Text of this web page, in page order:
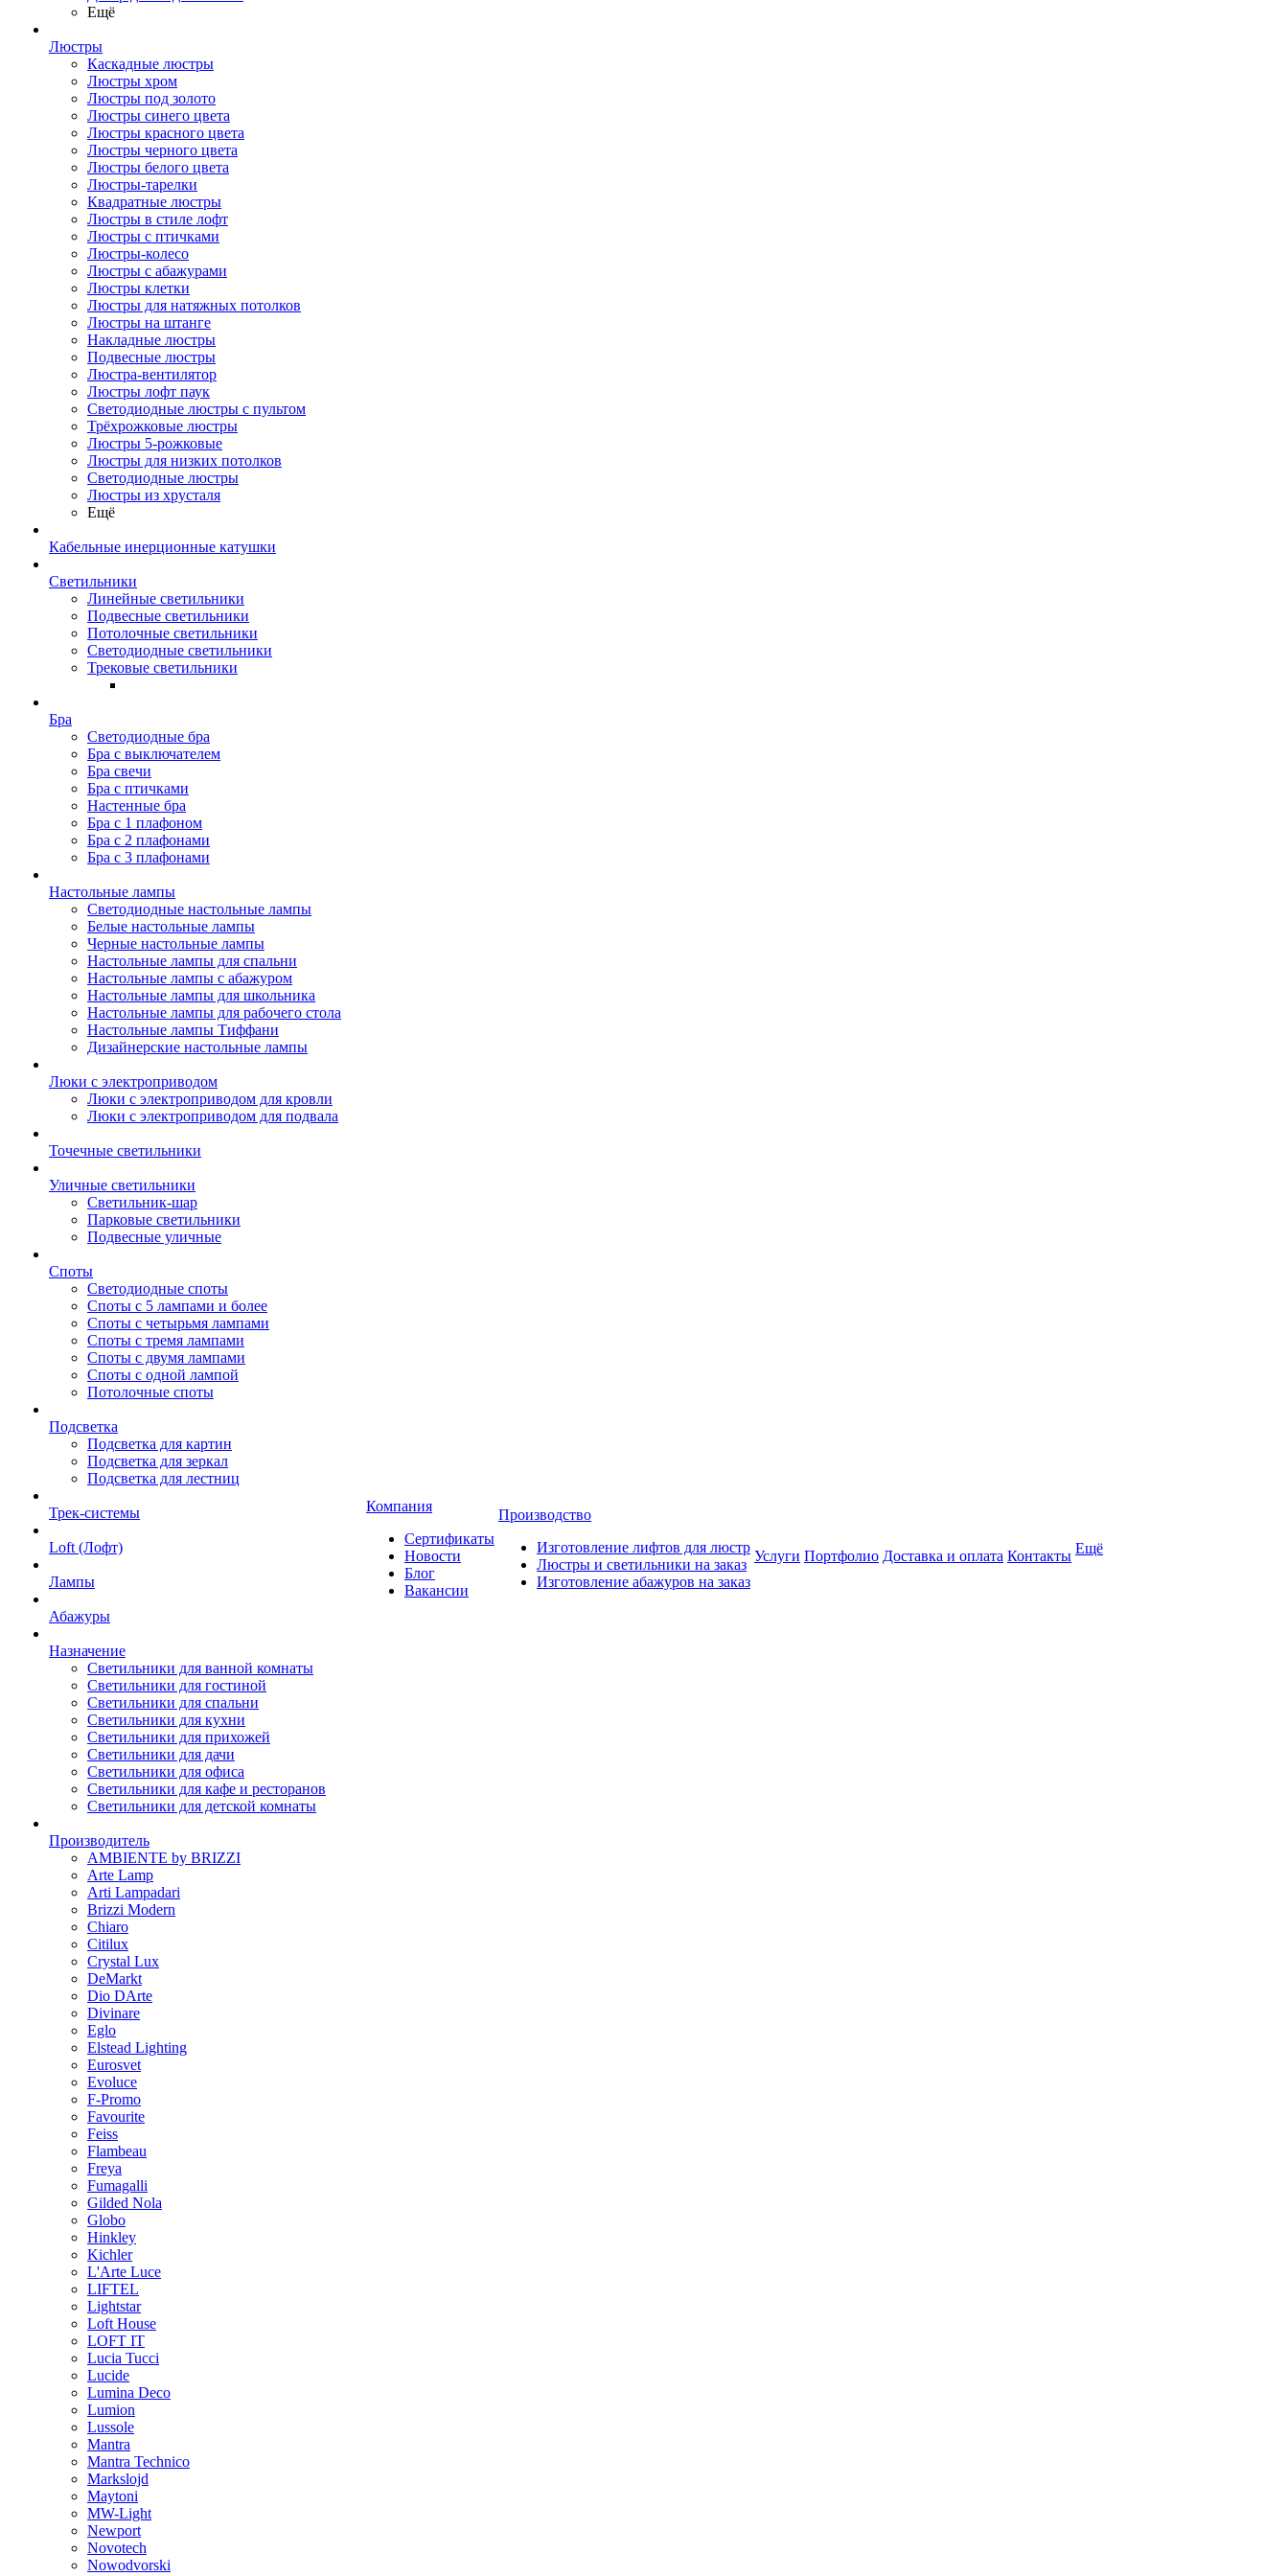
Ещё
Люстры
Каскадные люстры
Люстры хром
Люстры под золото
Люстры синего цвета
Люстры красного цвета
Люстры черного цвета
Люстры белого цвета
Люстры-тарелки
Квадратные люстры
Люстры в стиле лофт
Люстры с птичками
Люстры-колесо
Люстры с абажурами
Люстры клетки
Люстры для натяжных потолков
Люстры на штанге
Накладные люстры
Подвесные люстры
Люстра-вентилятор
Люстры лофт паук
Светодиодные люстры с пультом
Трёхрожковые люстры
Люстры 5-рожковые
Люстры для низких потолков
Cветодиодные люстры
Люстры из хрусталя
Ещё
Кабельные инерционные катушки
Светильники
Линейные светильники
Подвесные светильники
Потолочные светильники
Светодиодные светильники
Трековые светильники
Бра
Светодиодные бра
Бра с выключателем
Бра свечи
Бра с птичками
Настенные бра
Бра с 1 плафоном
Бра с 2 плафонами
Бра с 3 плафонами
Настольные лампы
Светодиодные настольные лампы
Белые настольные лампы
Черные настольные лампы
Настольные лампы для спальни
Настольные лампы с абажуром
Настольные лампы для школьника
Настольные лампы для рабочего стола
Настольные лампы Тиффани
Дизайнерские настольные лампы
Люки с электроприводом
Люки с электроприводом для кровли
Люки с электроприводом для подвала
Точечные светильники
Уличные светильники
Светильник-шар
Парковые светильники
Подвесные уличные
Споты
Светодиодные споты
Споты с 5 лампами и более
Споты с четырьмя лампами
Споты с тремя лампами
Споты с двумя лампами
Споты с одной лампой
Потолочные споты
Подсветка
Подсветка для картин
Подсветка для зеркал
Подсветка для лестниц
Трек-системы
Loft (Лофт)
Лампы
Абажуры
Назначение
Светильники для ванной комнаты
Светильники для гостиной
Светильники для спальни
Светильники для кухни
Светильники для прихожей
Светильники для дачи
Светильники для офиса
Светильники для кафе и ресторанов
Светильники для детской комнаты
Производитель
AMBIENTE by BRIZZI
Arte Lamp
Arti Lampadari
Brizzi Modern
Chiaro
Citilux
Crystal Lux
DeMarkt
Dio DArte
Divinare
Eglo
Elstead Lighting
Eurosvet
Evoluce
F-Promo
Favourite
Feiss
Flambeau
Freya
Fumagalli
Gilded Nola
Globo
Hinkley
Kichler
L'Arte Luce
LIFTEL
Lightstar
Loft House
LOFT IT
Lucia Tucci
Lucide
Lumina Deco
Lumion
Lussole
Mantra
Mantra Technico
Markslojd
Maytoni
MW-Light
Newport
Novotech
Nowodvorski
Компания
Сертификаты
Новости
Блог
Вакансии
Производство
Изготовление лифтов для люстр
Люстры и светильники на заказ
Изготовление абажуров на заказ
Услуги Портфолио Доставка и оплата Контакты Ещё